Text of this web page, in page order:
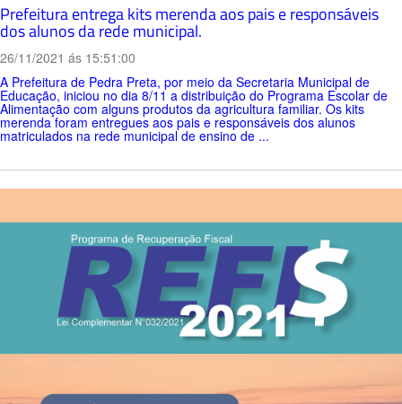
Prefeitura entrega kits merenda aos pais e responsáveis
dos alunos da rede municipal.
26/11/2021 ás 15:51:00
A Prefeitura de Pedra Preta, por meio da Secretaria Municipal de
Educação, iniciou no dia 8/11 a distribuição do Programa Escolar de
Alimentação com alguns produtos da agricultura familiar. Os kits
merenda foram entregues aos pais e responsáveis dos alunos
matriculados na rede municipal de ensino de ...